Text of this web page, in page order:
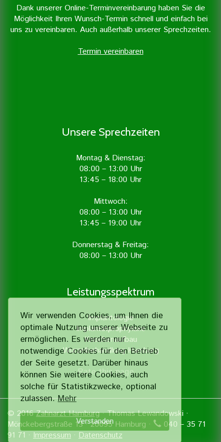
Wir verwenden Cookies, um Ihnen die
optimale Nutzung unserer Webseite zu
ermöglichen. Es werden nur
notwendige Cookies für den Betrieb
der Seite gesetzt. Darüber hinaus
können Sie weitere Cookies, auch
solche für Statistik­zwecke, optional
zulassen.Mehr
Verstanden
Dank unserer Online-Terminvereinbarung haben Sie die
Möglichkeit Ihren Wunsch-Termin schnell und einfach bei
uns zu vereinbaren. Auch außerhalb unserer Sprechzeiten.
Termin vereinbaren
Unsere Sprechzeiten
Montag & Dienstag:
08:00 – 13:00 Uhr
13:45 – 18:00 Uhr
Mittwoch:
08:00 – 13:00 Uhr
13:45 – 19:00 Uhr
Donnerstag & Freitag:
08:00 – 13:00 Uhr
Leistungsspektrum
Implantologie
Implantatprophylaxe
Knochenaufbau
Wurzelbehandlung Hamburg
Rate this page
© 2016Zahnarzt Hamburg· Thomas Lewandowski ·
Mönckebergstraße 13 · 20095 Hamburg ·
040 – 35 71
91 71 · Impressum · Datenschutz